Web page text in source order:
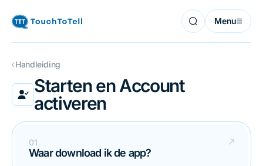
Menu
Handleiding
Starten en Account
activeren
Waar download ik de app?